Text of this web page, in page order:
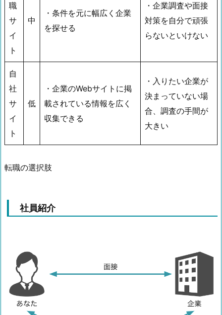
職
サ
イ
ト
中
・条件を元に幅広く企業
を探せる
・企業調査や面接
対策を自分で頑張
らないといけない
自
社
サ
イ
ト
低
・企業のWebサイトに掲
載されている情報を広く
収集できる
・入りたい企業が
決まっていない場
合、調査の手間が
大きい
転職の選択肢
社員紹介